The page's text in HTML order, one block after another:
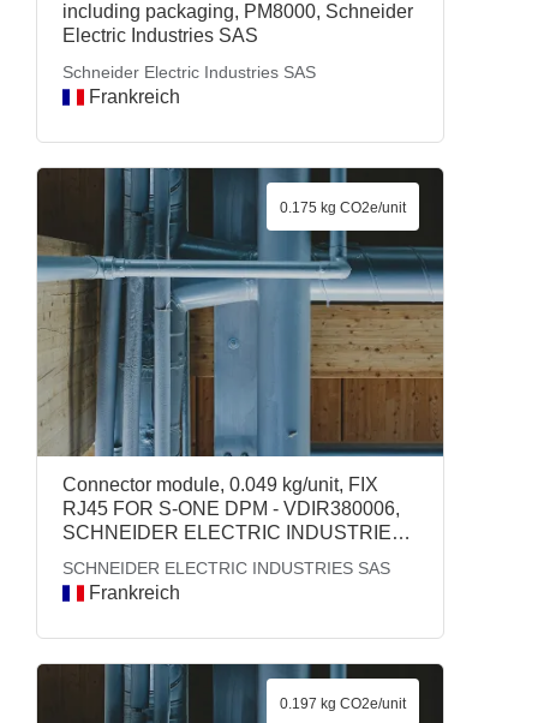
including packaging, PM8000, Schneider
Electric Industries SAS
Schneider Electric Industries SAS
Frankreich
Connector module, 0.049 kg/unit, FIX
RJ45 FOR S-ONE DPM - VDIR380006,
SCHNEIDER ELECTRIC INDUSTRIES
SCHNEIDER ELECTRIC INDUSTRIES SAS
Frankreich
0.175 kg CO2e/unit
0.197 kg CO2e/unit